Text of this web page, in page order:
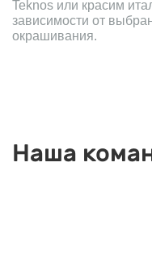
Teknos или красим
зависимости от
окрашивания.
Наша